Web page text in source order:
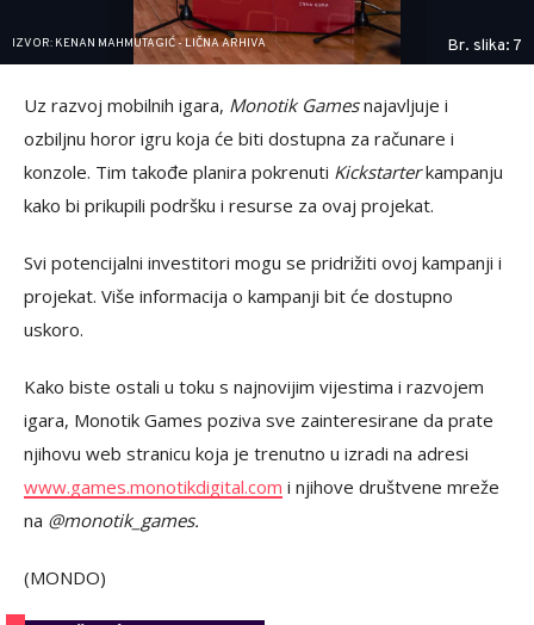
IZVOR: KENAN MAHMUTAGIĆ - LIČNA ARHIVA Br. slika: 7
Uz razvoj mobilnih igara, Monotik Gamesnajavljuje i
ozbiljnu horor igru koja će biti dostupna za računare i
konzole. Tim takođe planira pokrenuti Kickstarterkampanju
kako bi prikupili podršku i resurse za ovaj projekat.
Svi potencijalni investitori mogu se pridrižiti ovoj kampanji i
projekat. Više informacija o kampanji bit će dostupno
uskoro.
Kako biste ostali u toku s najnovijim vijestima i razvojem
igara, Monotik Games poziva sve zainteresirane da prate
njihovu web stranicu koja je trenutno u izradi na adresi
www.games.monotikdigital.com i njihove društvene mreže
na @monotik_games.
(MONDO)